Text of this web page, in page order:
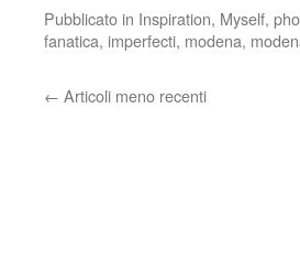
Pubblicato in Inspiration, Myself,
fanatica, imperfecti, modena,
← Articoli meno recenti